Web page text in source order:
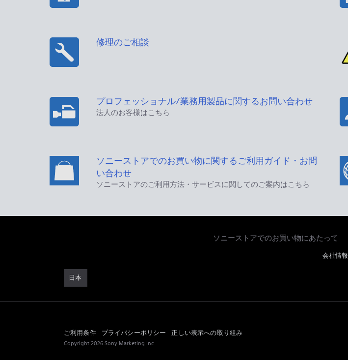
修理のご相談
プロフェッショナル/業務用製品に関するお問い合わせ
法人のお客様はこちら
ソニーストアでのお買い物に関するご利用ガイド・お問
い合わせ
ソニーストアのご利用方法・サービスに関してのご案内はこちら
ソニーストアでのお買い物にあたって
日本
会社情報
ご利用条件 プライバシーポリシー 正しい表示への取り組み
Copyright 2026 Sony Marketing Inc.